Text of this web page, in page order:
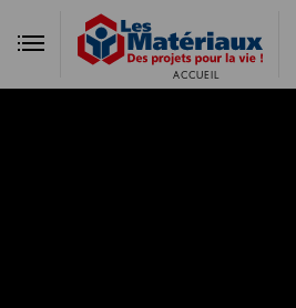
ACCUEIL